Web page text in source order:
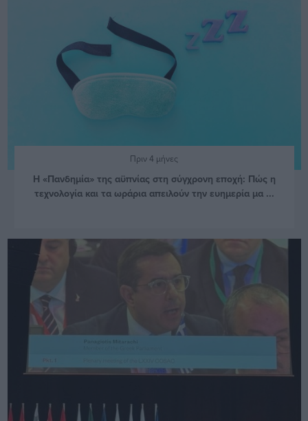
Πριν 4 μήνες
Η «Πανδημία» της αϋπνίας στη σύγχρονη εποχή: Πώς η
τεχνολογία και τα ωράρια απειλούν την ευημερία μα ...